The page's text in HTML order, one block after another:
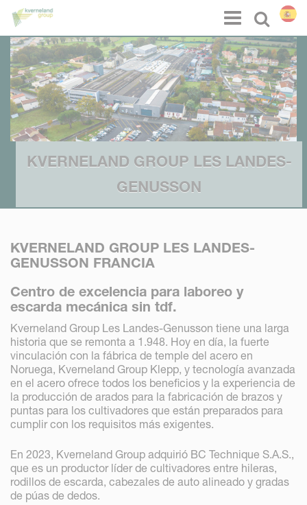
Select
Menu
KVERNELAND GROUP LES LANDES-
GENUSSON
KVERNELAND GROUP LES LANDES-
GENUSSON FRANCIA
Centro de excelencia para laboreo y
escarda mecánica sin tdf.
Kverneland Group Les Landes-Genusson tiene una larga
historia que se remonta a 1.948. Hoy en día, la fuerte
vinculación con la fábrica de temple del acero en
Noruega, Kverneland Group Klepp, y tecnología avanzada
en el acero ofrece todos los beneficios y la experiencia de
la producción de arados para la fabricación de brazos y
puntas para los cultivadores que están preparados para
cumplir con los requisitos más exigentes.
En 2023, Kverneland Group adquirió BC Technique S.A.S.,
que es un productor líder de cultivadores entre hileras,
rodillos de escarda, cabezales de auto alineado y gradas
de púas de dedos.
Panel de gestión de cookies